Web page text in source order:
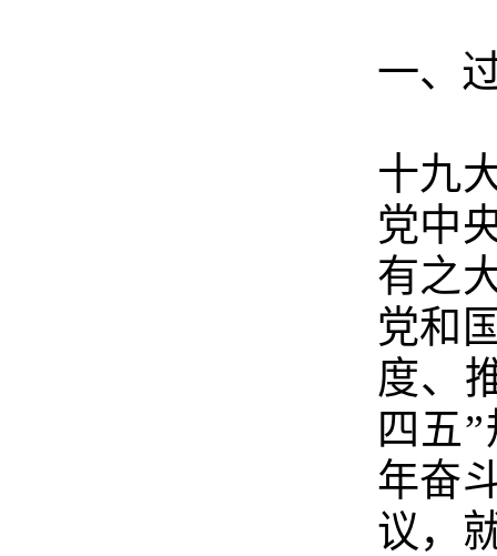
一、
十九
党中
有之
党和
度、
四五
年奋
议，